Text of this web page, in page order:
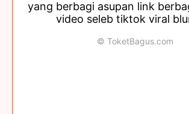
yang berbagi asupan link
video seleb tiktok viral
© ToketBagus.com